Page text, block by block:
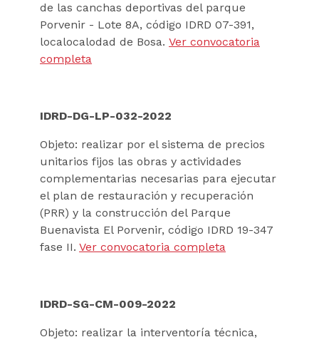
de las canchas deportivas del parque
Porvenir - Lote 8A, código IDRD 07-391,
localocalodad de Bosa. Ver convocatoria
completa
IDRD-DG-LP-032-2022
Objeto: realizar por el sistema de precios
unitarios fijos las obras y actividades
complementarias necesarias para ejecutar
el plan de restauración y recuperación
(PRR) y la construcción del Parque
Buenavista El Porvenir, código IDRD 19-347
fase II. Ver convocatoria completa
IDRD-SG-CM-009-2022
Objeto: realizar la interventoría técnica,